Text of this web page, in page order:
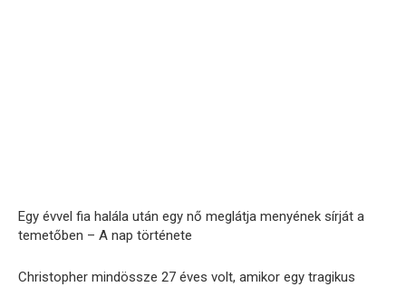
Egy évvel fia halála után egy nő meglátja menyének sírját a
temetőben – A nap története
Christopher mindössze 27 éves volt, amikor egy tragikus